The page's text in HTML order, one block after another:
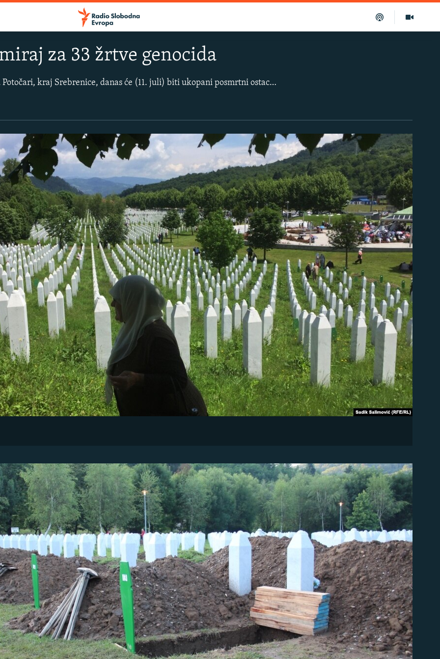
za 33 žrtve genocida
U Memorijalnom centru Potočari, kraj Srebrenice, danas će (11. juli) biti ukopani posmrtni ostaci 33 žrtve genocida, pronađeni u više masovnih grobnica. Nijedno tijelo koje će biti ukopano nije kompletno. Posmrtni ostaci žrtava pronađeni su u više masovnih grobnica, a porodice su za njima tragale duže od 20 godina.